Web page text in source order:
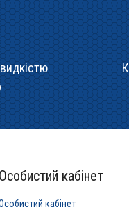
Особистий кабінет
кабінет